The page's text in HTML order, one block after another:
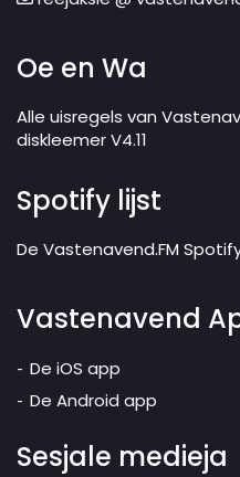
Oe en Wa
Alle uisregels van
diskleemer V4.11
Spotify lijst
De Vastenavend.FM
Vastenavend
De iOS app
De Android app
Sesjale medieja